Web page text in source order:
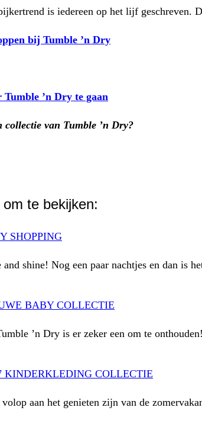
is iedereen op het lijf geschreven.
bij Tumble ’n Dry
’n Dry te gaan
van Tumble ’n Dry?
te bekijken:
SHOPPING
and shine! Nog een paar nachtjes en dan is
BABY COLLECTIE
’n Dry is er zeker een om te
KINDERKLEDING COLLECTIE
aan het genieten zijn van de